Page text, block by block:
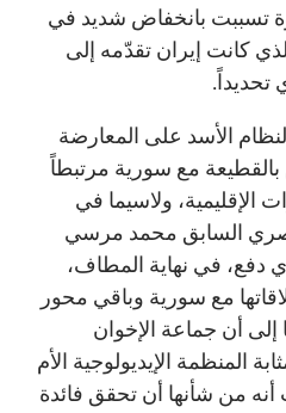
تسببت بانخفاض شديد في
كانت إيران تقدّمه إلى
تحديداً.
الأسد على المعارضة
مع سورية مرتبطاً
ولاسيما في
السابق محمد مرسي
دفع، في نهاية المطاف،
مع سورية وباقي محور
إلى أن جماعة الإخوان
المنظمة الإيديولوجية الأم
من شأنها أن تحقق فائدة